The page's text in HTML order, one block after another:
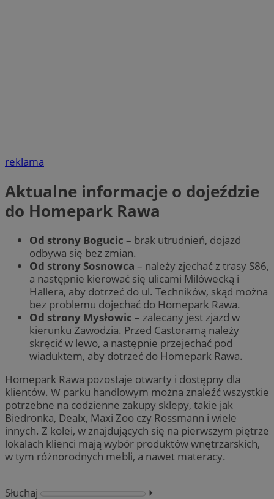
reklama
Aktualne informacje o dojeździe
do Homepark Rawa
Od strony Bogucic – brak utrudnień, dojazd
odbywa się bez zmian.
Od strony Sosnowca – należy zjechać z trasy S86,
a następnie kierować się ulicami Milówecką i
Hallera, aby dotrzeć do ul. Techników, skąd można
bez problemu dojechać do Homepark Rawa.
Od strony Mysłowic – zalecany jest zjazd w
kierunku Zawodzia. Przed Castoramą należy
skręcić w lewo, a następnie przejechać pod
wiaduktem, aby dotrzeć do Homepark Rawa.
Homepark Rawa pozostaje otwarty i dostępny dla
klientów. W parku handlowym można znaleźć wszystkie
potrzebne na codzienne zakupy sklepy, takie jak
Biedronka, Dealx, Maxi Zoo czy Rossmann i wiele
innych. Z kolei, w znajdujących się na pierwszym piętrze
lokalach klienci mają wybór produktów wnętrzarskich,
w tym różnorodnych mebli, a nawet materacy.
Słuchaj ⏵︎